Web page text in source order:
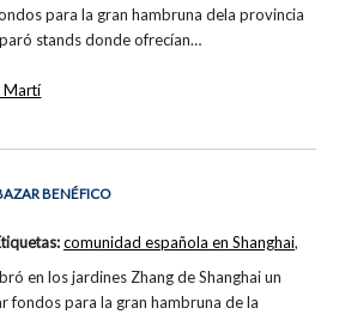
para la gran hambruna dela provincia
stands donde ofrecían…
Martí
BENÉFICO
en los jardines Zhang de Shanghai un
fondos para la gran hambruna de la
comunidad española en Shanghai,